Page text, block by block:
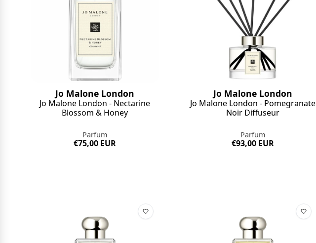
Jo Malone London
Jo Malone London - Nectarine
Blossom & Honey
Parfum
€75,00 EUR
Jo Malone London
Jo Malone London - Pomegranate
Noir Diffuseur
Parfum
€93,00 EUR